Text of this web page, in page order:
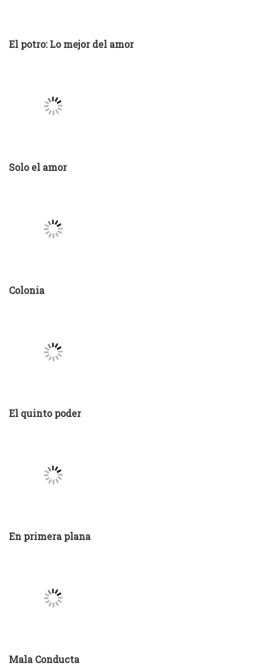
Solo el amor
El quinto poder
En primera plana
Mala Conducta